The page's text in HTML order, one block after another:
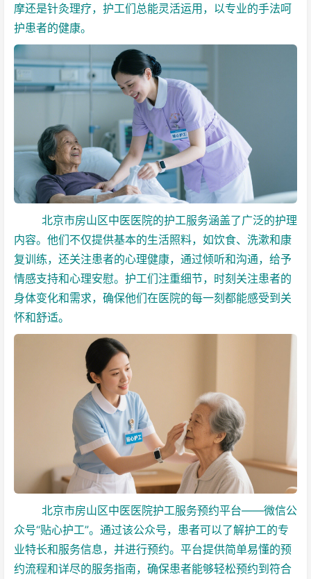
摩还是针灸理疗，护工们总能灵活运用，以专业的手法呵
护患者的健康。
北京市房山区中医医院的护工服务涵盖了广泛的护理
内容。他们不仅提供基本的生活照料，如饮食、洗漱和康
复训练，还关注患者的心理健康，通过倾听和沟通，给予
情感支持和心理安慰。护工们注重细节，时刻关注患者的
身体变化和需求，确保他们在医院的每一刻都能感受到关
怀和舒适。
北京市房山区中医医院护工服务预约平台——微信公
众号“贴心护工”。通过该公众号，患者可以了解护工的专
业特长和服务信息，并进行预约。平台提供简单易懂的预
约流程和详尽的服务指南，确保患者能够轻松预约到符合